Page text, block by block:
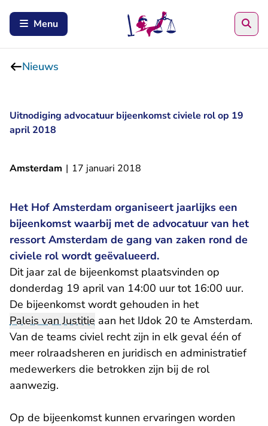
Menu
Nieuws
Uitnodiging advocatuur bijeenkomst civiele rol op 19
april 2018
Amsterdam | 17 januari 2018
Het Hof Amsterdam organiseert jaarlijks een
bijeenkomst waarbij met de advocatuur van het
ressort Amsterdam de gang van zaken rond de
civiele rol wordt geëvalueerd.
Dit jaar zal de bijeenkomst plaatsvinden op
donderdag 19 april van 14:00 uur tot 16:00 uur.
De bijeenkomst wordt gehouden in het
Paleis van Justitie aan het IJdok 20 te Amsterdam.
Van de teams civiel recht zijn in elk geval één of
meer rolraadsheren en juridisch en administratief
medewerkers die betrokken zijn bij de rol
aanwezig.
Op de bijeenkomst kunnen ervaringen worden